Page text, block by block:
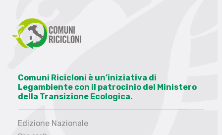
Comuni Ricicloni è un’iniziativa di
Legambiente con il patrocinio del Ministero
della Transizione Ecologica.
Edizione Nazionale